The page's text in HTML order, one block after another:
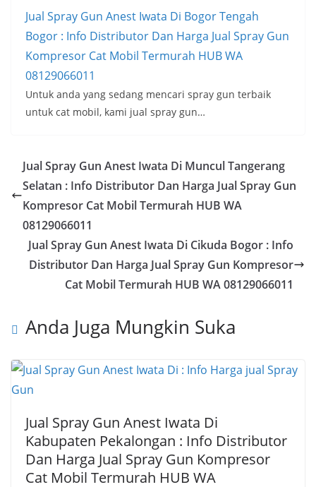
Jual Spray Gun Anest Iwata Di Bogor Tengah
Bogor : Info Distributor Dan Harga Jual Spray Gun
Kompresor Cat Mobil Termurah HUB WA
08129066011
Untuk anda yang sedang mencari spray gun terbaik
untuk cat mobil, kami jual spray gun…
Jual Spray Gun Anest Iwata Di Muncul Tangerang
Selatan : Info Distributor Dan Harga Jual Spray Gun
Kompresor Cat Mobil Termurah HUB WA
08129066011
Jual Spray Gun Anest Iwata Di Cikuda Bogor : Info
Distributor Dan Harga Jual Spray Gun Kompresor
Cat Mobil Termurah HUB WA 08129066011
Anda Juga Mungkin Suka
Jual Spray Gun Anest Iwata Di
Kabupaten Pekalongan : Info Distributor
Dan Harga Jual Spray Gun Kompresor
Cat Mobil Termurah HUB WA